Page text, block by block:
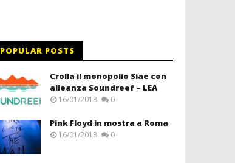
POPULAR POSTS
Crolla il monopolio Siae con
alleanza Soundreef – LEA
16/01/2018 0
Pink Floyd in mostra a Roma
16/01/2018 0